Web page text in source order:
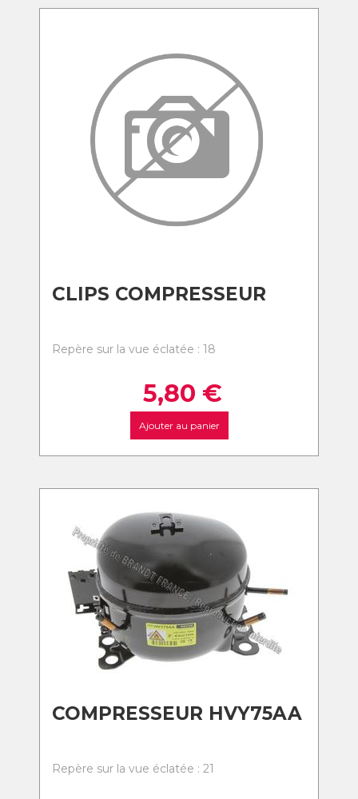
CLIPS COMPRESSEUR
Repère sur la vue éclatée : 18
5,80 €
Ajouter au panier
COMPRESSEUR HVY75AA
Repère sur la vue éclatée : 21